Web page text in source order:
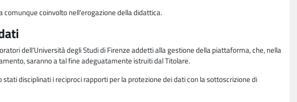
comunque coinvolto nell'erogazione della didattica.
dell'Università degli Studi di Firenze addetti alla gestione della piattaforma, che, nella
saranno a tal fine adeguatamente istruiti dal Titolare.
disciplinati i reciproci rapporti per la protezione dei dati con la sottoscrizione di